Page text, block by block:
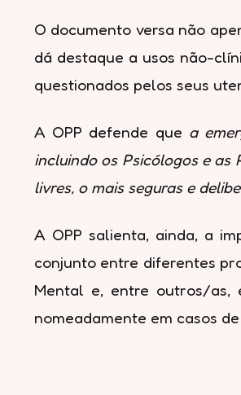
O documento versa não
dá destaque a usos não-
questionados pelos seus
A OPP defende que a
incluindo os Psicólogos e
livres, o mais seguras e
A OPP salienta, ainda, a
conjunto entre diferentes
Mental e, entre outros/as,
nomeadamente em casos